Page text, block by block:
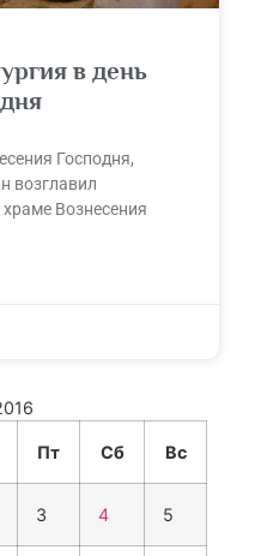
в день
Господня,
возглавил
Вознесения
Пт Сб Вс
3 4 5